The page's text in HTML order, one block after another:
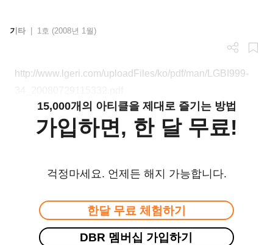
기타 1호 (2008년 1월)
http://www.lgeri.com/uploadFiles/ko/pdf/man/LGBI999-
15,000개의 아티클을 제대로 즐기는 방법
가입하면, 한 달 무료!
걱정마세요. 언제든 해지 가능합니다.
한달 무료 체험하기
DBR 멤버십 가입하기